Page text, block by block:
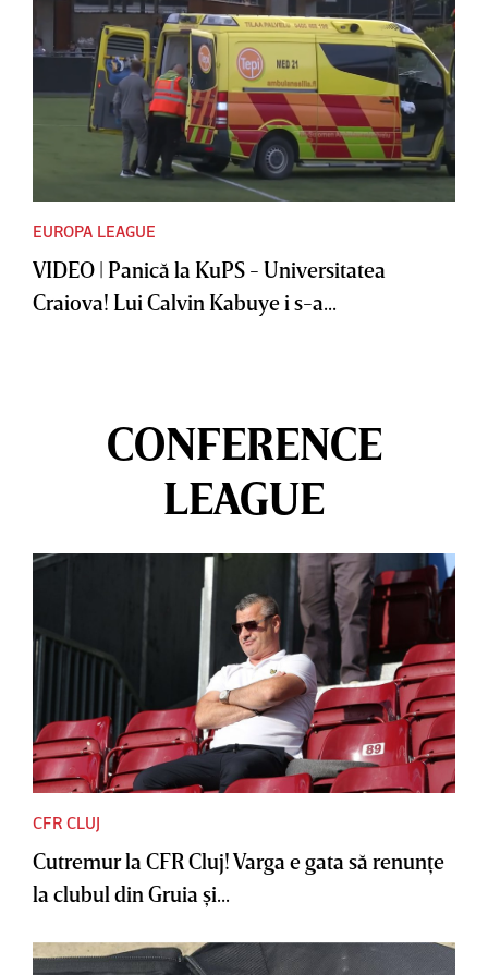
EUROPA LEAGUE
VIDEO | Panică la KuPS - Universitatea
Craiova! Lui Calvin Kabuye i s-a...
CONFERENCE
LEAGUE
CFR CLUJ
Cutremur la CFR Cluj! Varga e gata să renunţe
la clubul din Gruia şi...